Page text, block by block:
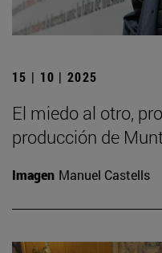
15 | 10 | 2025
El miedo al otro,
producción de
Imagen Manuel Castells